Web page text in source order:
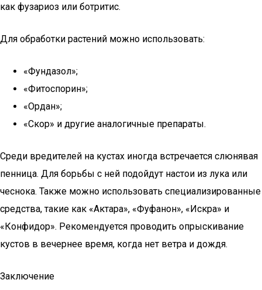
как фузариоз или ботритис.
Для обработки растений можно использовать:
«Фундазол»;
«Фитоспорин»;
«Ордан»;
«Скор» и другие аналогичные препараты.
Среди вредителей на кустах иногда встречается слюнявая
пенница. Для борьбы с ней подойдут настои из лука или
чеснока. Также можно использовать специализированные
средства, такие как «Актара», «Фуфанон», «Искра» и
«Конфидор». Рекомендуется проводить опрыскивание
кустов в вечернее время, когда нет ветра и дождя.
Заключение